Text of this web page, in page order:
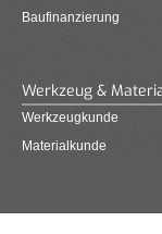
Baufinanzierung
Werkzeug &
Werkzeugkunde
Materialkunde